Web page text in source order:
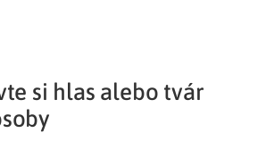
si hlas alebo tvár